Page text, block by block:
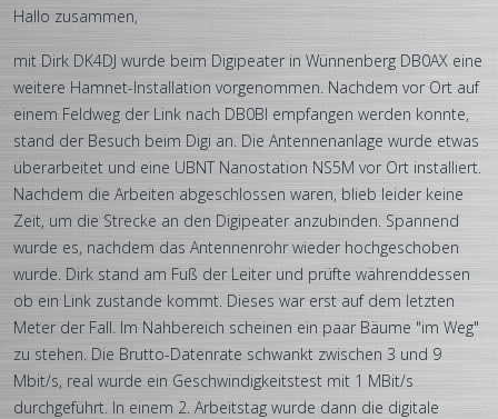
Hallo zusammen,
mit Dirk DK4DJ wurde beim Digipeater in Wünnenberg DB0AX eine
weitere Hamnet-Installation vorgenommen. Nachdem vor Ort auf
einem Feldweg der Link nach DB0BI empfangen werden konnte,
stand der Besuch beim Digi an. Die Antennenanlage wurde etwas
überarbeitet und eine UBNT Nanostation NS5M vor Ort installiert.
Nachdem die Arbeiten abgeschlossen waren, blieb leider keine
Zeit, um die Strecke an den Digipeater anzubinden. Spannend
wurde es, nachdem das Antennenrohr wieder hochgeschoben
wurde. Dirk stand am Fuß der Leiter und prüfte währenddessen
ob ein Link zustande kommt. Dieses war erst auf dem letzten
Meter der Fall. Im Nahbereich scheinen ein paar Bäume "im Weg"
zu stehen. Die Brutto-Datenrate schwankt zwischen 3 und 9
Mbit/s, real wurde ein Geschwindigkeitstest mit 1 MBit/s
durchgeführt. In einem 2. Arbeitstag wurde dann die digitale